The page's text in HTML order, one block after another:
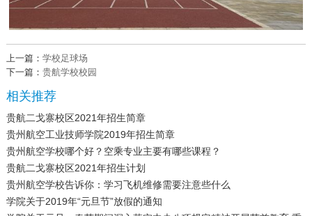
上一篇： 学校足球场
下一篇： 贵航学校校园
相关推荐
贵航二戈寨校区2021年招生简章
贵州航空工业技师学院2019年招生简章
贵州航空学校哪个好？空乘专业主要有哪些课程？
贵航二戈寨校区2021年招生计划
贵州航空学校告诉你：学习飞机维修需要注意些什么
学院关于2019年“元旦节”放假的通知